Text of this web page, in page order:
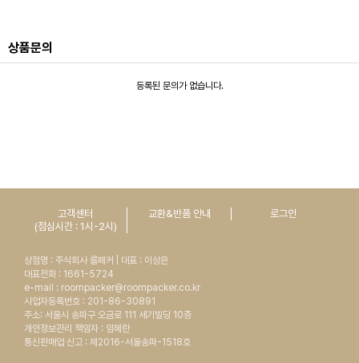
상품문의
등록된 문의가 없습니다.
고객센터
(점심시간 : 1시-2시)
교환&반품 안내 로그인
상점명 : 주식회사 룸페커 | 대표 : 이상은
대표전화 : 1661-5724
e-mail : roompacker@roompacker.co.kr
사업자등록번호 : 201-86-30891
주소: 서울시 송파구 오금로 111 세기빌딩 10층
개인정보관리 책임자 : 임혜란
통신판매업 신고 : 제2016-서울송파-1518호